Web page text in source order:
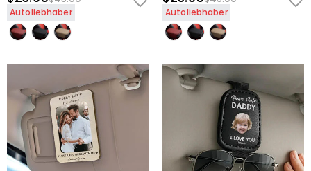
Autoliebhaber Autoliebhaber